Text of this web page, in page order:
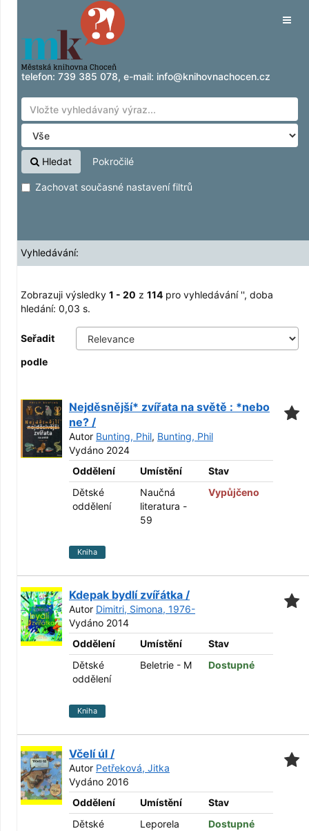
Zobrazuji výsledky1 - 20
Přeskočit na obsah
telefon: 739 385 078, e-mail: info@knihovnachocen.cz
Hledat Pokročilé
Zachovat současné nastavení filtrů
Vyhledávání:
Zobrazuji výsledky 1 - 20 z 114 pro vyhledávání '', doba
hledání: 0,03 s.
Seřadit
podle
Nejděsnější* zvířata na světě : *nebo
ne? /
Autor Bunting, Phil, Bunting, Phil
Vydáno 2024
Oddělení
Umístění
Stav
Dětské
oddělení
Naučná
literatura -
59
Vypůjčeno
Kniha
Kdepak bydlí zvířátka /
Autor Dimitri, Simona, 1976-
Vydáno 2014
Oddělení
Umístění
Stav
Dětské
oddělení
Beletrie - M Dostupné
Kniha
Včelí úl /
Autor Petřeková, Jitka
Vydáno 2016
Oddělení
Umístění
Stav
Dětské
Leporela Dostupné